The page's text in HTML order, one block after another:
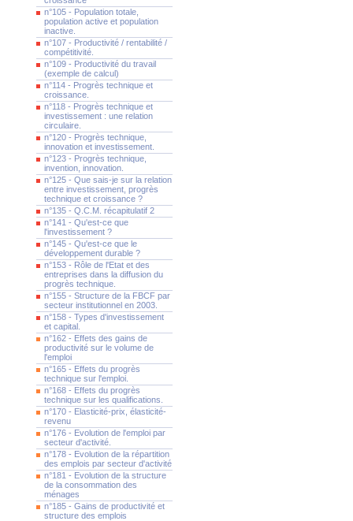
n°105 - Population totale,
population active et population
inactive.
n°107 - Productivité / rentabilité /
compétitivité.
n°109 - Productivité du travail
(exemple de calcul)
n°114 - Progrès technique et
croissance.
n°118 - Progrès technique et
investissement : une relation
circulaire.
n°120 - Progrès technique,
innovation et investissement.
n°123 - Progrès technique,
invention, innovation.
n°125 - Que sais-je sur la relation
entre investissement, progrès
technique et croissance ?
n°135 - Q.C.M. récapitulatif 2
n°141 - Qu'est-ce que
l'investissement ?
n°145 - Qu'est-ce que le
développement durable ?
n°153 - Rôle de l'Etat et des
entreprises dans la diffusion du
progrès technique.
n°155 - Structure de la FBCF par
secteur institutionnel en 2003.
n°158 - Types d'investissement
et capital.
n°162 - Effets des gains de
productivité sur le volume de
l'emploi
n°165 - Effets du progrès
technique sur l'emploi.
n°168 - Effets du progrès
technique sur les qualifications.
n°170 - Elasticité-prix, élasticité-
revenu
n°176 - Evolution de l'emploi par
secteur d'activité.
n°178 - Evolution de la répartition
des emplois par secteur d'activité
n°181 - Evolution de la structure
de la consommation des
ménages
n°185 - Gains de productivité et
structure des emplois